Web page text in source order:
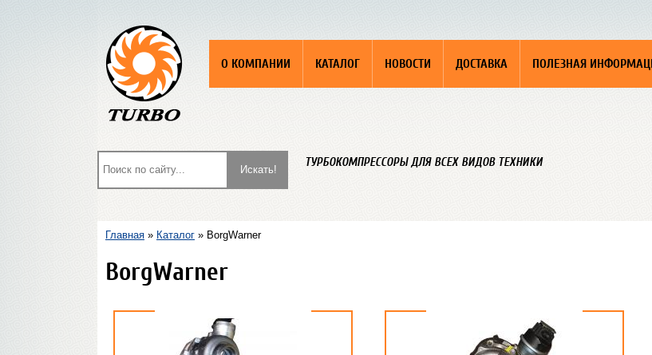
О КОМПАНИИ КАТАЛОГ НОВОСТИ ДОСТАВКА ПОЛЕЗНАЯ
ТУРБОКОМПРЕССОРЫ ДЛЯ ВСЕХ ВИДОВ ТЕХНИКИ
Главная » Каталог » BorgWarner
BorgWarner